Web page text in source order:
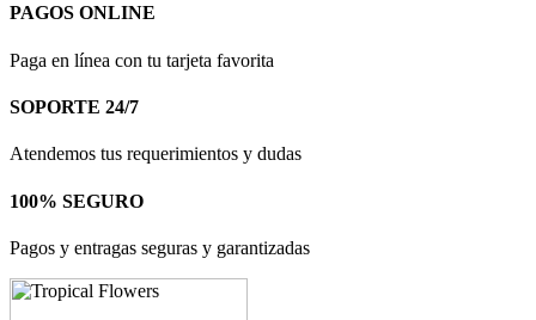
PAGOS ONLINE
Paga en línea con tu tarjeta favorita
SOPORTE 24/7
Atendemos tus requerimientos y dudas
100% SEGURO
Pagos y entragas seguras y garantizadas